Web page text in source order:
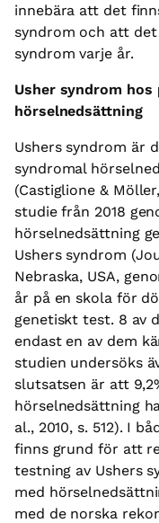
innebära att det
syndrom och att
syndrom varje år.
Usher syndrom hos
hörselnedsättning
Ushers syndrom är
syndromal
(Castiglione &
studie från 2018
hörselnedsättning
Ushers syndrom
Nebraska, USA,
år på en skola för
genetiskt test. 8 av
endast en av dem
studien undersöks
slutsatsen är att
hörselnedsättning
al., 2010, s. 512). I
finns grund för att
testning av Ushers
med
med de norska